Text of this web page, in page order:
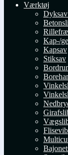
Værktøj
Kap-/
Kapsav
Stiksav